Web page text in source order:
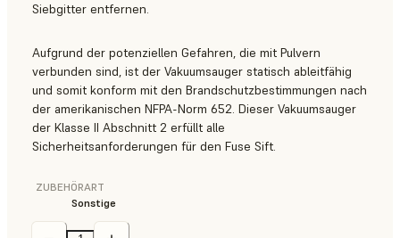
Siebgitter entfernen.
Aufgrund der potenziellen Gefahren, die mit Pulvern
verbunden sind, ist der Vakuumsauger statisch ableitfähig
und somit konform mit den Brandschutzbestimmungen nach
der amerikanischen NFPA-Norm 652. Dieser Vakuumsauger
der Klasse II Abschnitt 2 erfüllt alle
Sicherheitsanforderungen für den Fuse Sift.
ZUBEHÖRART
Sonstige